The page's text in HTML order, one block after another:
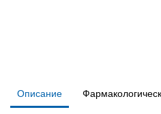
Описание